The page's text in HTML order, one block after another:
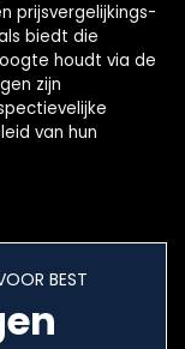
prijsvergelijkings-
biedt die
houdt via de
zijn
van hun
BEST